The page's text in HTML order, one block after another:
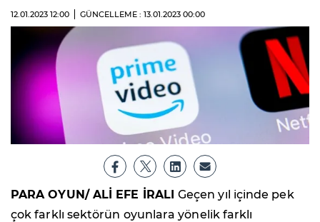
12.01.2023 12:00 GÜNCELLEME : 13.01.2023 00:00
PARA OYUN/ ALİ EFE İRALI Geçen yıl içinde pek
çok farklı sektörün oyunlara yönelik farklı